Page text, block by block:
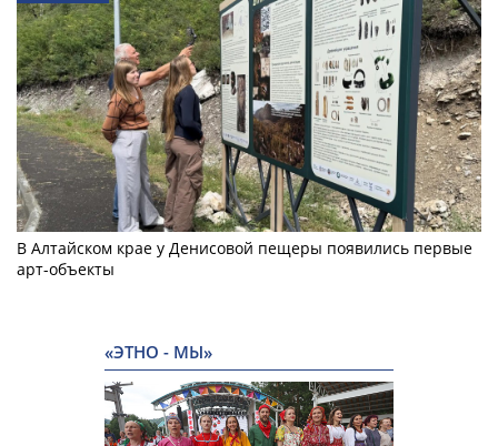
В Алтайском крае у Денисовой пещеры появились первые
арт-объекты
«ЭТНО - МЫ»